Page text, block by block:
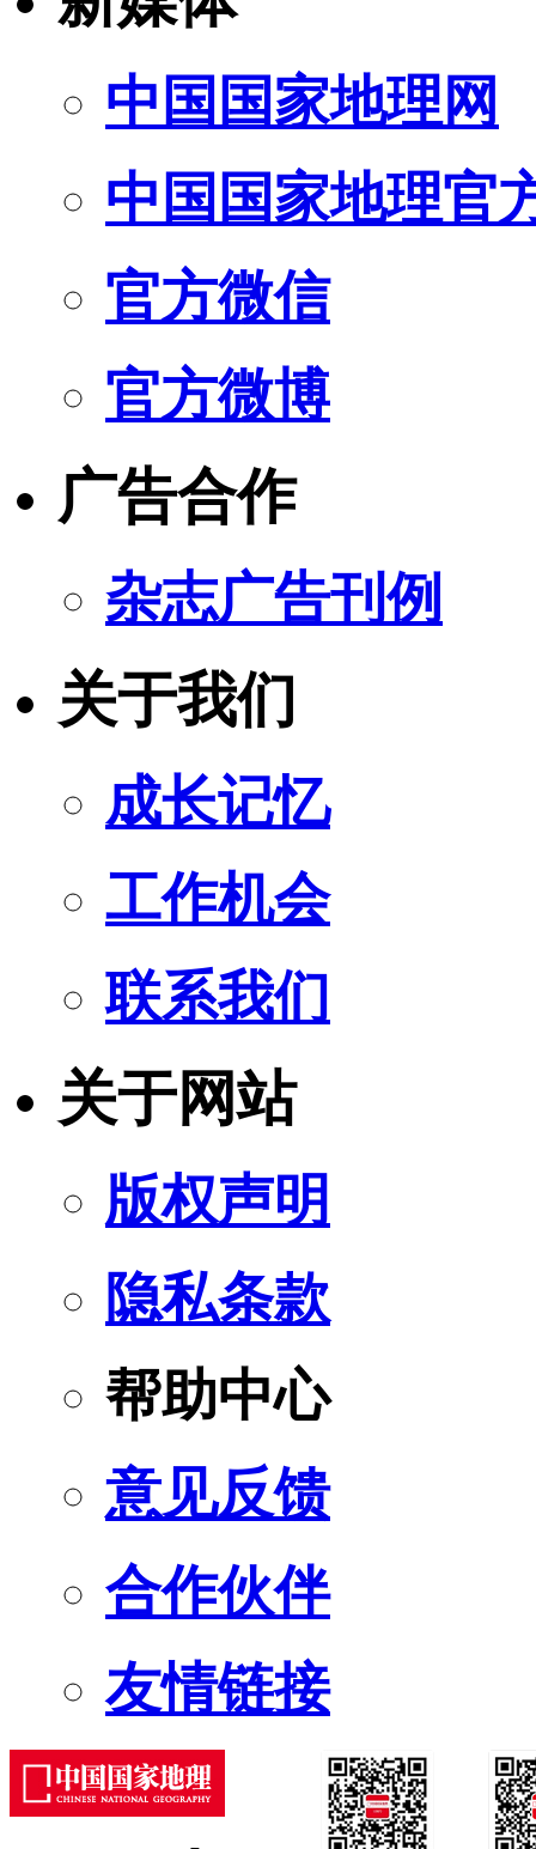
中国国家地理网
中国国家地理官
官方微信
官方微博
广告合作
杂志广告刊例
关于我们
成长记忆
工作机会
联系我们
关于网站
版权声明
隐私条款
帮助中心
意见反馈
合作伙伴
友情链接